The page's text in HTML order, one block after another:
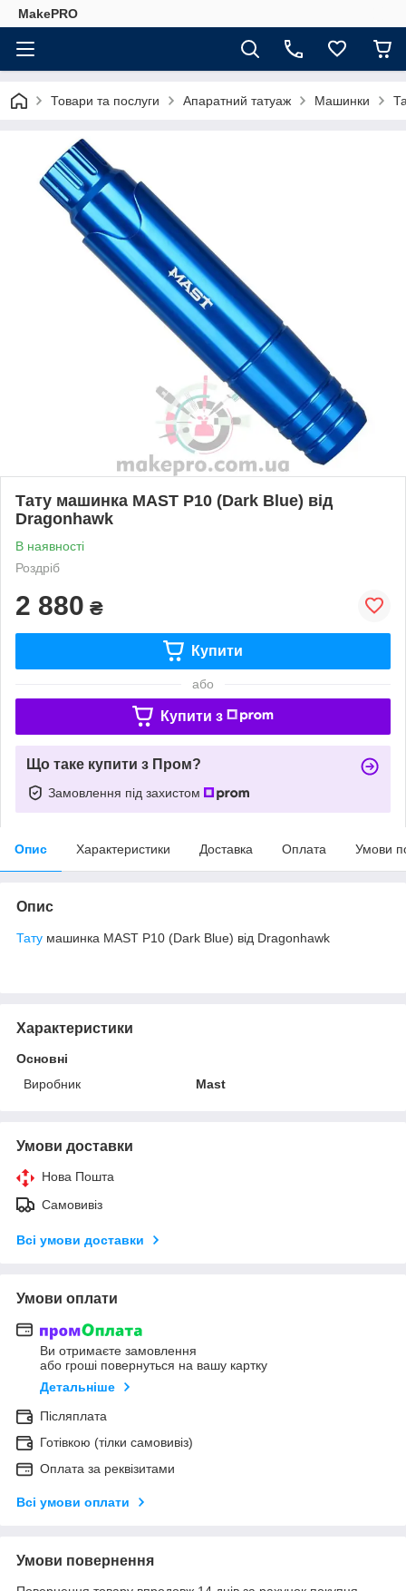
MakePRO
Товари та послуги Апаратний татуаж Машинки
Тату машинка MAST P10 (Dark Blue) від
Dragonhawk
В наявності
Роздріб
2 880 ₴
Купити
або
Купити з
Що таке купити з Пром?
Замовлення під захистом
Опис Характеристики Доставка Оплата Умови
Опис
Тату машинка MAST P10 (Dark Blue) від Dragonhawk
Характеристики
Основні
Виробник
Mast
Умови доставки
Нова Пошта
Самовивіз
Всі умови доставки
Умови оплати
Ви отримаєте замовлення
або гроші повернуться на вашу картку
Детальніше
Післяплата
Готівкою (тілки самовивіз)
Оплата за реквізитами
Всі умови оплати
Умови повернення